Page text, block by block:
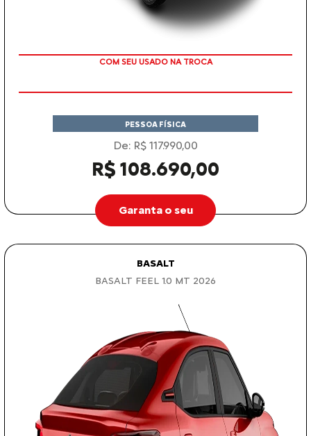
TAXA ZERO EM 12X
PESSOA FÍSICA
De: R$ 117.990,00
R$ 108.690,00
Garanta o seu
BASALT
BASALT FEEL 1.0 MT 2026